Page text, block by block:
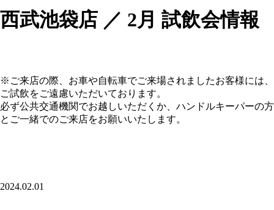
西武池袋店 ／ 2月 試飲会情報
※ご来店の際、お車や自転車でご来場されましたお客様には、
ご試飲をご遠慮いただいております。
必ず公共交通機関でお越しいただくか、ハンドルキーパーの方
とご一緒でのご来店をお願いいたします。
2024.02.01